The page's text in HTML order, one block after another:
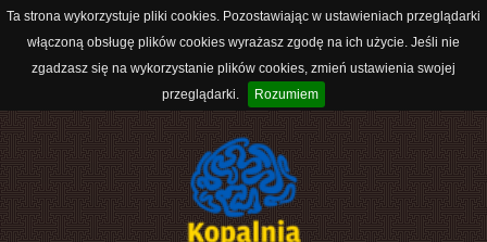
Ta strona wykorzystuje pliki cookies. Pozostawiając w ustawieniach przeglądarki
włączoną obsługę plików cookies wyrażasz zgodę na ich użycie. Jeśli nie
zgadzasz się na wykorzystanie plików cookies, zmień ustawienia swojej
przeglądarki.
Rozumiem